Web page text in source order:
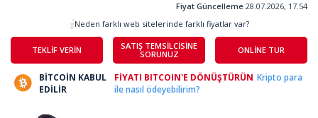
Fiyat Güncelleme 28.07.2026, 17.54
TEKLİF VERİN
SATIŞ TEMSİLCİSİNE
SORUNUZ
ONLİNE TUR
Neden farklı web sitelerinde farklı fiyatlar var?
BİTCOİN KABUL
EDİLİR
FİYATI BITCOIN'E DÖNÜŞTÜRÜN Kripto para
ile nasıl ödeyebilirim?